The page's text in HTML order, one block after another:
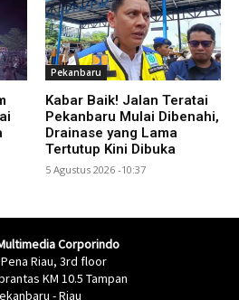
Pekanbaru
Kabar Baik! Jalan Teratai
Pekanbaru Mulai Dibenahi,
Drainase yang Lama
Tertutup Kini Dibuka
5 Agustus 2026 -10:37
Corporindo
Riau, 3rd floor
KM 10.5 Tampan
- Riau